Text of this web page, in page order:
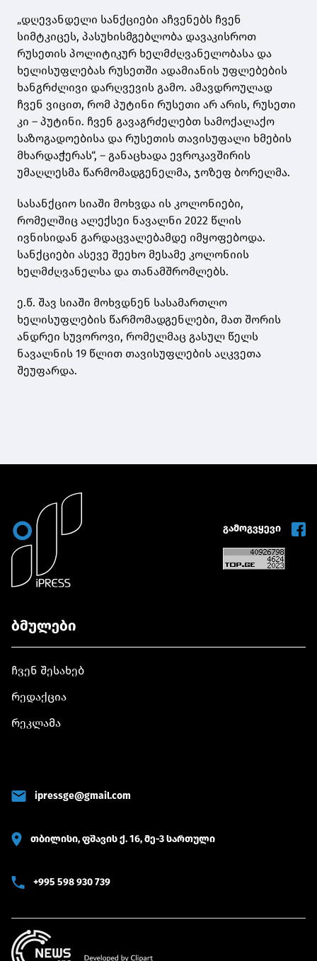
„დღევანდელი სანქციები აჩვენებს ჩვენ
სიმტკიცეს, პასუხისმგებლობა დავაკისროთ
რუსეთის პოლიტიკურ ხელმძღვანელობასა და
ხელისუფლებას რუსეთში ადამიანის უფლებების
ხანგრძლივი დარღვევის გამო. ამავდროულად
ჩვენ ვიცით, რომ პუტინი რუსეთი არ არის, რუსეთი
კი – პუტინი. ჩვენ გავაგრძელებთ სამოქალაქო
საზოგადოებისა და რუსეთის თავისუფალი ხმების
მხარდაჭერას“, – განაცხადა ევროკავშირის
უმაღლესმა წარმომადგენელმა, ჯოზეფ ბორელმა.
სასანქციო სიაში მოხვდა ის კოლონიები,
რომელშიც ალექსეი ნავალნი 2022 წლის
ივნისიდან გარდაცვალებამდე იმყოფებოდა.
სანქციები ასევე შეეხო მესამე კოლონიის
ხელმძღვანელსა და თანამშრომლებს.
ე.წ. შავ სიაში მოხვდნენ სასამართლო
ხელისუფლების წარმომადგენლები, მათ შორის
ანდრეი სუვოროვი, რომელმაც გასულ წელს
ნავალნის 19 წლით თავისუფლების აღკვეთა
შეუფარდა.
გამოგვყევი
ბმულები
ჩვენ შესახებ
რედაქცია
რეკლამა
ipressge@gmail.com
თბილისი, ფშავის ქ. 16, მე-3 სართული
+995 598 930 739